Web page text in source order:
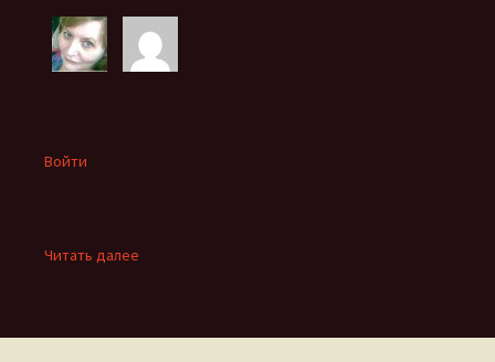
Войти
Читать далее